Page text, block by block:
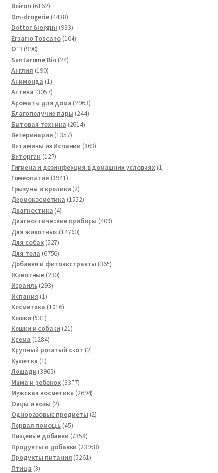
Boiron 61626162
товара
Dm-drogerie 44384438
товаров
Dottor Giorgini 933933
товара
Erbario Toscano 104104
OTI 990990
товаров
Santarome Bio 2424
Англия 190190
товаров
Анимонда 11
товар
Аптека 30573057
товаров
Ароматы для дома 29632963
товара
Благополучие пары 244244
Бытовая техника 26142614
Ветеринария 13571357
товаров
Витамины из Испании 863863
Виторган 127127
товаров
Гигиена и дезинфекция в домашних условиях 11
Гомеопатия 39413941
товар
Грызуны и кролики 22
товара
Дермокосметика 15521552
Диагностика 44
товара
Диагностические приборы 409409
Для животных 1476014760
Для собак 527527
товаров
Для тела 67566756
товаров
Добавки и фитоэкстракты 365365
Животные 230230
Израиль 293293
Испания 11
товар
Косметика 10161016
Кошки 531531
товар
Кошки и собаки 2121
Крема 12841284
товара
Крупный рогатый скот 22
Кушетка 11
товар
Лошади 39653965
товаров
Мама и ребенок 33773377
товаров
Мужская косметика 26942694
Овцы и козы 22
товара
Одноразовые предметы 22
Первая помощь 4545
товаров
Пищевые добавки 73587358
товаров
Продукты и добавки 2395823958
Продукты питания 52615261
Птица 33